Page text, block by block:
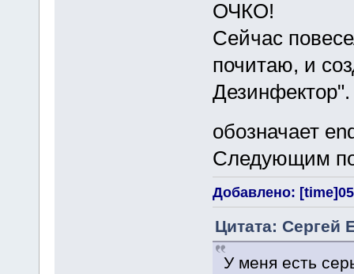
ОЧКО!
Сейчас
почитаю, и
обозначает
Следующим
Добавлено:
Цитата: Сергей
У меня есть